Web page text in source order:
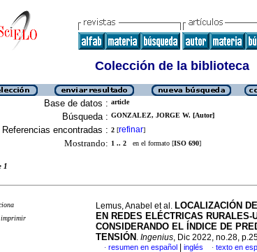
Colección de la biblioteca
Base de datos : article
Búsqueda : GONZALEZ, JORGE W. [Autor]
Referencias encontradas : 2 [refinar]
Mostrando: 1 .. 2 en el formato [ISO 690]
1
Lemus, Anabel et al. LOCALIZACIÓN
EN REDES ELÉCTRICAS RURALES-
CONSIDERANDO EL ÍNDICE DE
TENSIÓN . Ingenius, Dic 2022, no.28,
· resumen en español inglés · texto en